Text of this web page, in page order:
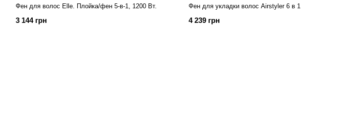
Фен для волос Elle. Плойка/фен 5-в-1, 1200 Вт.
3 144 грн
Фен для укладки волос Airstyler 6 в 1
4 239 грн